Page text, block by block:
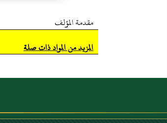
مقدمة المؤلف
المزيد من المواد ذات صلة